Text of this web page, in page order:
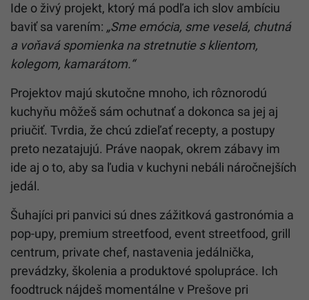
Ide o živý projekt, ktorý má podľa ich slov ambíciu
baviť sa varením: „Sme emócia, sme veselá, chutná
a voňavá spomienka na stretnutie s klientom,
kolegom, kamarátom.“
Projektov majú skutočne mnoho, ich rôznorodú
kuchyňu môžeš sám ochutnať a dokonca sa jej aj
priučiť. Tvrdia, že chcú zdieľať recepty, a postupy
preto nezatajujú. Práve naopak, okrem zábavy im
ide aj o to, aby sa ľudia v kuchyni nebáli náročnejších
jedál.
Šuhajíci pri panvici sú dnes zážitková gastronómia a
pop-upy, premium streetfood, event streetfood, grill
centrum, private chef, nastavenia jedálnička,
prevádzky, školenia a produktové spolupráce. Ich
foodtruck nájdeš momentálne v Prešove pri